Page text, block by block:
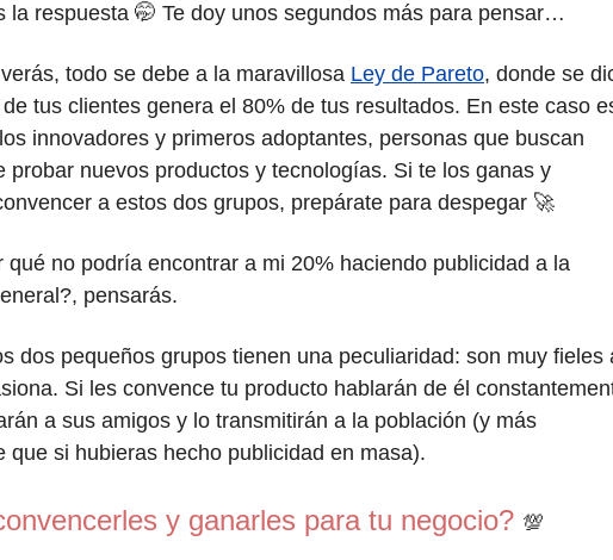
la respuesta 🤭 Te doy unos segundos más para pensar…
todo se debe a la maravillosa Ley de Pareto, donde se
tus clientes genera el 80% de tus resultados. En este caso
innovadores y primeros adoptantes, personas que buscan
probar nuevos productos y tecnologías. Si te los ganas y
a estos dos grupos, prepárate para despegar 🚀
no podría encontrar a mi 20% haciendo publicidad a la
pensarás.
dos pequeños grupos tienen una peculiaridad: son muy fieles
Si les convence tu producto hablarán de él
a sus amigos y lo transmitirán a la población (y más
que si hubieras hecho publicidad en masa).
y ganarles para tu negocio? 💯